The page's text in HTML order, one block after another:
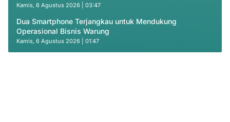
Kamis, 6 Agustus 2026 | 03:47
Dua Smartphone Terjangkau untuk Mendukung
Operasional Bisnis Warung
Kamis, 6 Agustus 2026 | 01:47